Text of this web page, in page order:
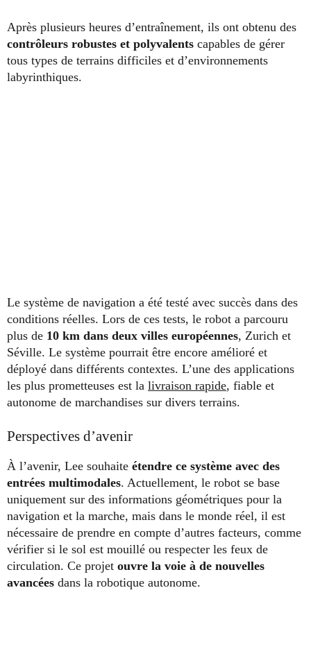
Après plusieurs heures d’entraînement, ils ont obtenu des
contrôleurs robustes et polyvalents capables de gérer
tous types de terrains difficiles et d’environnements
labyrinthiques.
Le système de navigation a été testé avec succès dans des
conditions réelles. Lors de ces tests, le robot a parcouru
plus de 10 km dans deux villes européennes, Zurich et
Séville. Le système pourrait être encore amélioré et
déployé dans différents contextes. L’une des applications
les plus prometteuses est la livraison rapide, fiable et
autonome de marchandises sur divers terrains.
Perspectives d’avenir
À l’avenir, Lee souhaite étendre ce système avec des
entrées multimodales. Actuellement, le robot se base
uniquement sur des informations géométriques pour la
navigation et la marche, mais dans le monde réel, il est
nécessaire de prendre en compte d’autres facteurs, comme
vérifier si le sol est mouillé ou respecter les feux de
circulation. Ce projet ouvre la voie à de nouvelles
avancées dans la robotique autonome.